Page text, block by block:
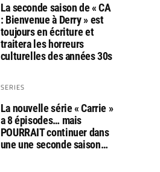
La seconde saison de « CA
: Bienvenue à Derry » est
toujours en écriture et
traitera les horreurs
culturelles des années 30s
SERIES
La nouvelle série « Carrie »
a 8 épisodes… mais
POURRAIT continuer dans
une une seconde saison…